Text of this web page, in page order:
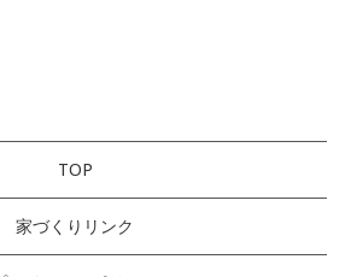
TOP
家づくりリンク